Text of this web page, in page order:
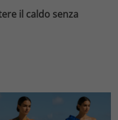
il caldo senza